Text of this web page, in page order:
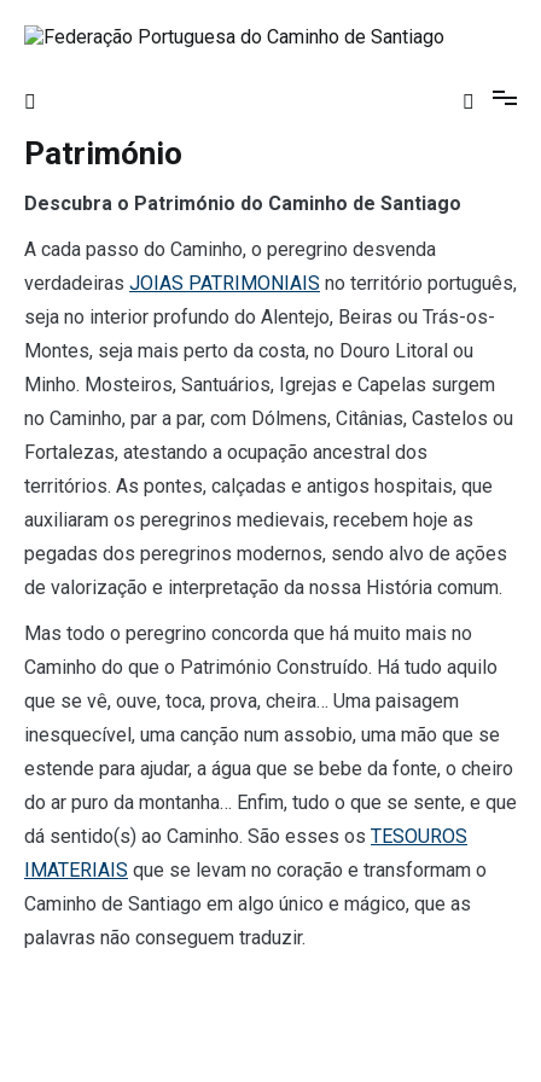
para
Santiago
Património
Descubra o Património do Caminho de Santiago
A cada passo do Caminho, o peregrino desvenda
verdadeiras JOIAS PATRIMONIAIS no território português,
seja no interior profundo do Alentejo, Beiras ou Trás-os-
Montes, seja mais perto da costa, no Douro Litoral ou
Minho. Mosteiros, Santuários, Igrejas e Capelas surgem
no Caminho, par a par, com Dólmens, Citânias, Castelos ou
Fortalezas, atestando a ocupação ancestral dos
territórios. As pontes, calçadas e antigos hospitais, que
auxiliaram os peregrinos medievais, recebem hoje as
pegadas dos peregrinos modernos, sendo alvo de ações
de valorização e interpretação da nossa História comum.
Mas todo o peregrino concorda que há muito mais no
Caminho do que o Património Construído. Há tudo aquilo
que se vê, ouve, toca, prova, cheira… Uma paisagem
inesquecível, uma canção num assobio, uma mão que se
estende para ajudar, a água que se bebe da fonte, o cheiro
do ar puro da montanha… Enfim, tudo o que se sente, e que
dá sentido(s) ao Caminho. São esses os TESOUROS
IMATERIAIS que se levam no coração e transformam o
Caminho de Santiago em algo único e mágico, que as
palavras não conseguem traduzir.